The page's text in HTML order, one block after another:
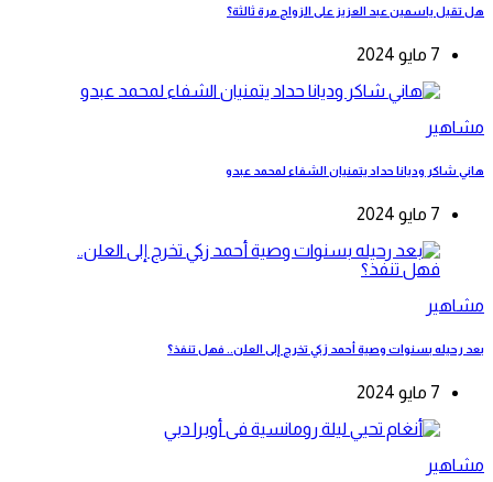
هل تقبل ياسمين عبد العزيز على الزواج مرة ثالثة؟
7 مايو 2024
مشاهير
هاني شاكر وديانا حداد يتمنيان الشفاء لمحمد عبدو
7 مايو 2024
مشاهير
بعد رحيله بسنوات وصية أحمد زكي تخرج إلى العلن.. فهل تنفذ؟
7 مايو 2024
مشاهير